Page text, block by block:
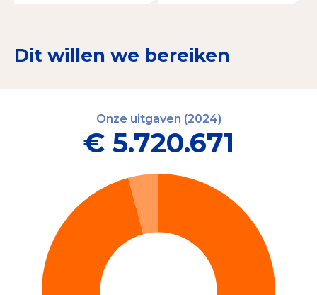
Dit willen we bereiken
Onze uitgaven (2024)
€ 5.720.671